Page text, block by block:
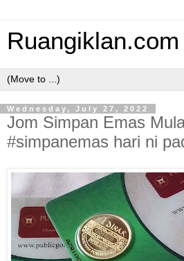
Ruangiklan.com
Wednesday, July 27, 2022
Jom Simpan Emas
#simpanemas hari ni